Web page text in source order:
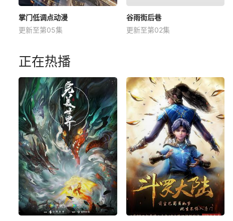
掌门低调点动漫
更新至第05集
谷雨街后巷
更新至第02集
正在热播